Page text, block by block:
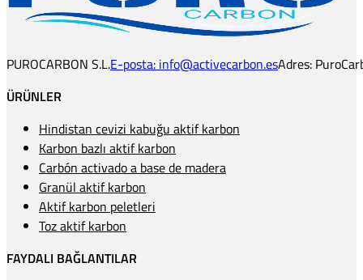
PUROCARBON S.L.E-posta: info@activecarbon.esAdres:
ÜRÜNLER
Hindistan cevizi kabuğu aktif karbon
Karbon bazlı aktif karbon
Carbón activado a base de madera
Granül aktif karbon
Aktif karbon peletleri
Toz aktif karbon
FAYDALI BAĞLANTILAR